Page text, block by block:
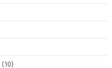
(10)